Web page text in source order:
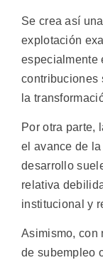
Se crea así
explotación
especialmente
contribuciones
la
Por otra parte,
el avance de
desarrollo
relativa
institucional y
Asimismo, con
de subempleo